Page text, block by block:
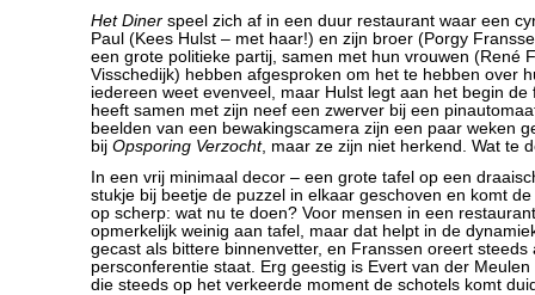
Het Diner speel zich af in een duur restaurant waar een
Paul (Kees Hulst – met haar!) en zijn broer (Porgy
een grote politieke partij, samen met hun vrouwen (René
Visschedijk) hebben afgesproken om het te hebben over
iedereen weet evenveel, maar Hulst legt aan het begin de
heeft samen met zijn neef een zwerver bij een
beelden van een bewakingscamera zijn een paar weken
bij Opsporing Verzocht, maar ze zijn niet herkend. Wat te
In een vrij minimaal decor – een grote tafel op een
stukje bij beetje de puzzel in elkaar geschoven en komt
op scherp: wat nu te doen? Voor mensen in een
opmerkelijk weinig aan tafel, maar dat helpt in de
gecast als bittere binnenvetter, en Franssen oreert steeds
persconferentie staat. Erg geestig is Evert van der
die steeds op het verkeerde moment de schotels komt